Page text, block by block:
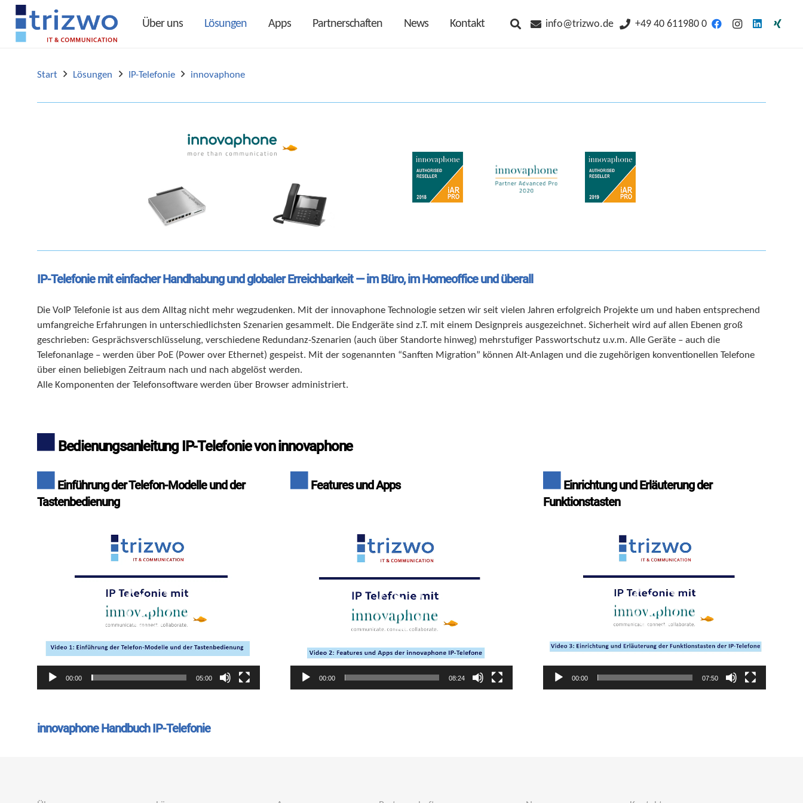
Über uns Lösungen Apps Partnerschaften News Kontakt info@trizwo.de +49 40 611980 0
Start Lösungen IP-Telefonie innovaphone
IP-Telefonie mit einfacher Handhabung und globaler Erreichbarkeit — im Büro, im Homeoffice und überall
Die VoIP Telefonie ist aus dem Alltag nicht mehr wegzudenken. Mit der innovaphone Technologie setzen wir seit vielen Jahren erfolgreich Projekte um und haben entsprechend
umfangreiche Erfahrungen in unterschiedlichsten Szenarien gesammelt. Die Endgeräte sind z.T. mit einem Designpreis ausgezeichnet. Sicherheit wird auf allen Ebenen groß
geschrieben: Gesprächsverschlüsselung, verschiedene Redundanz-Szenarien (auch über Standorte hinweg) mehrstufiger Passwortschutz u.v.m. Alle Geräte – auch die
Telefonanlage – werden über PoE (Power over Ethernet) gespeist. Mit der sogenannten “Sanften Migration” können Alt-Anlagen und die zugehörigen konventionellen Telefone
über einen beliebigen Zeitraum nach und nach abgelöst werden.
Alle Komponenten der Telefonsoftware werden über Browser administriert.
Bedienungsanleitung IP-Telefonie von innovaphone
Einführung der Telefon-Modelle und der
Tastenbedienung
00:00 05:00
Features und Apps
00:00 08:24
Einrichtung und Erläuterung der
Funktionstasten
00:00 07:50
innovaphone Handbuch IP-Telefonie